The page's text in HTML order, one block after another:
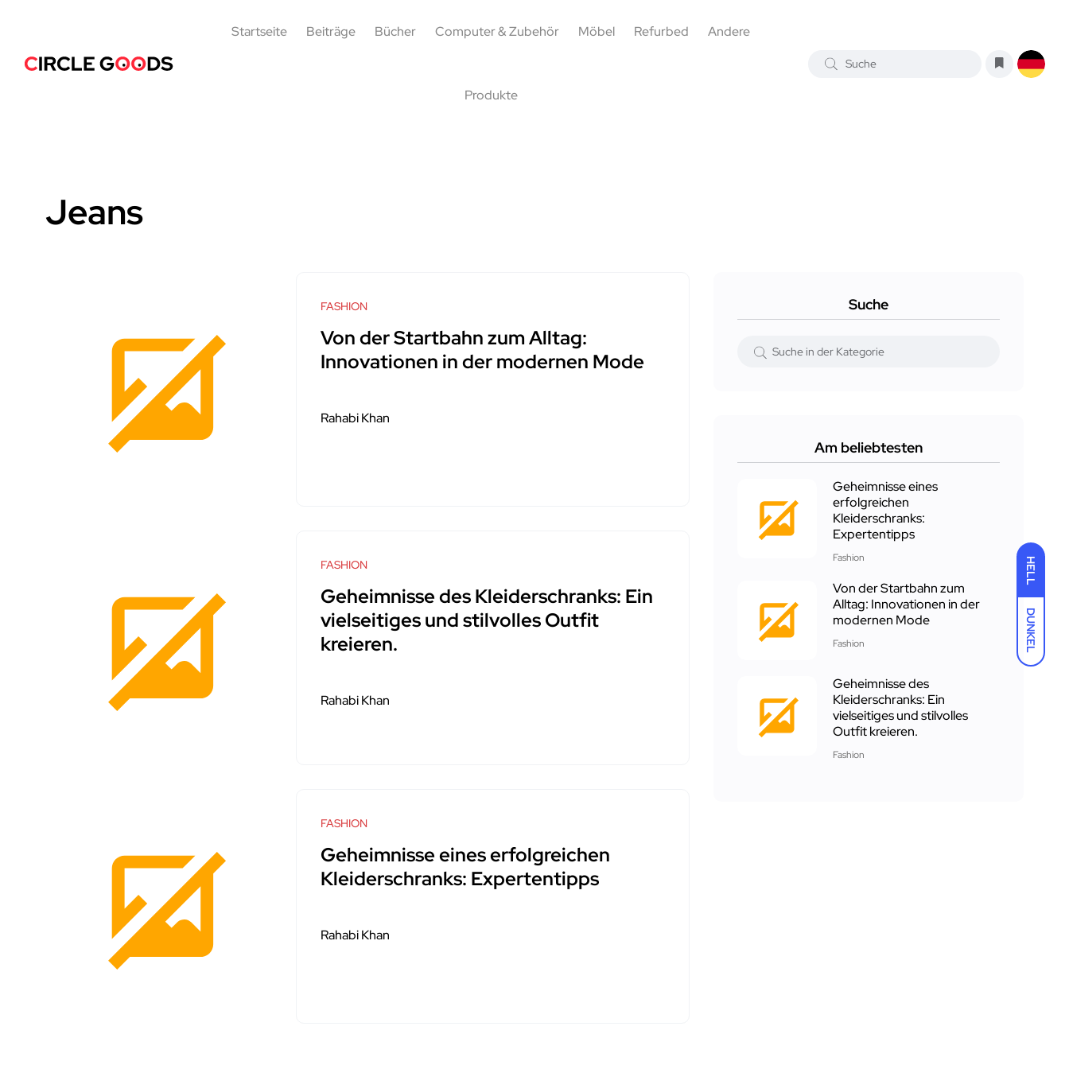
HELL
DUNKEL
Startseite Beiträge Bücher Computer & Zubehör Möbel Refurbed Andere
Produkte
Jeans
FASHION
Von der Startbahn zum Alltag:
Innovationen in der modernen Mode
Rahabi Khan
FASHION
Geheimnisse des Kleiderschranks: Ein
vielseitiges und stilvolles Outfit
kreieren.
Rahabi Khan
FASHION
Geheimnisse eines erfolgreichen
Kleiderschranks: Expertentipps
Rahabi Khan
Suche
Am beliebtesten
Geheimnisse eines
erfolgreichen
Kleiderschranks:
Expertentipps
Fashion
Von der Startbahn zum
Alltag: Innovationen in der
modernen Mode
Fashion
Geheimnisse des
Kleiderschranks: Ein
vielseitiges und stilvolles
Outfit kreieren.
Fashion